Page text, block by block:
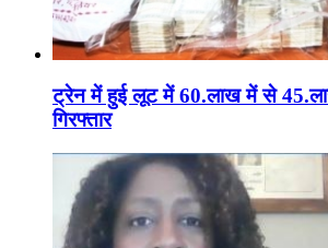
ट्रेन में हुई लूट में 60.लाख में से
गिरफ्तार